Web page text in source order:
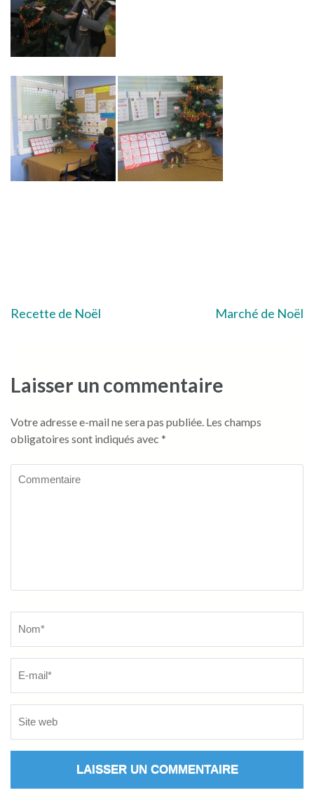
Navigation
l’article
Recette de Noël Marché de Noël
Laisser un commentaire
Votre adresse e-mail ne sera pas publiée. Les champs
obligatoires sont indiqués avec *